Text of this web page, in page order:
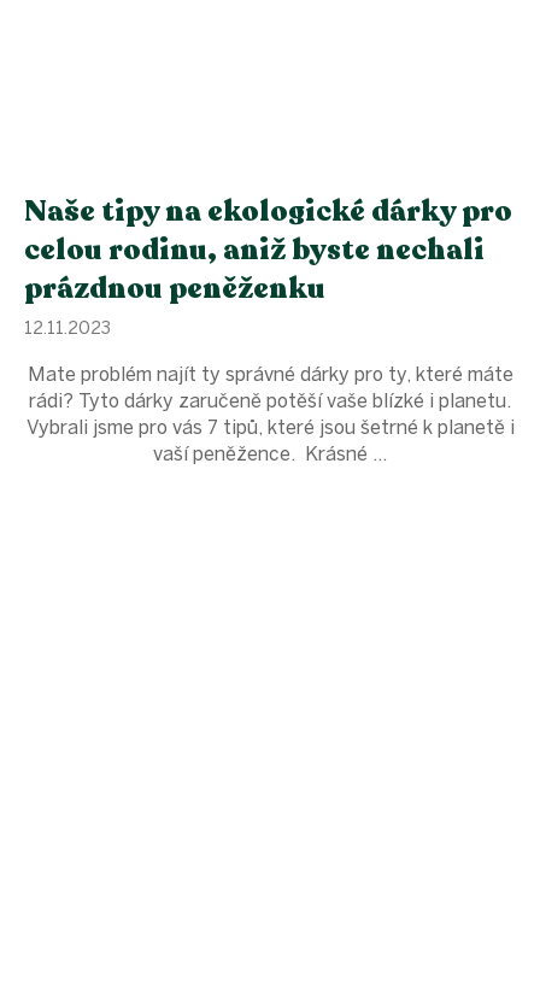
Naše tipy na ekologické dárky pro
celou rodinu, aniž byste nechali
prázdnou peněženku
12.11.2023
Mate problém najít ty správné dárky pro ty, které máte
rádi? Tyto dárky zaručeně potěší vaše blízké i planetu.
Vybrali jsme pro vás 7 tipů, které jsou šetrné k planetě i
vaší peněžence. Krásné ...